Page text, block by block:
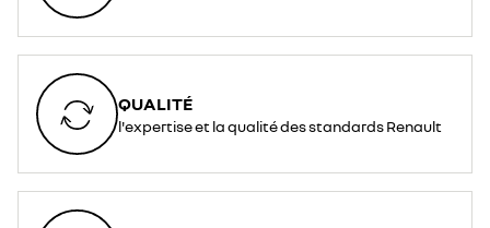
QUALITÉ
l'expertise et la qualité des standards Renault